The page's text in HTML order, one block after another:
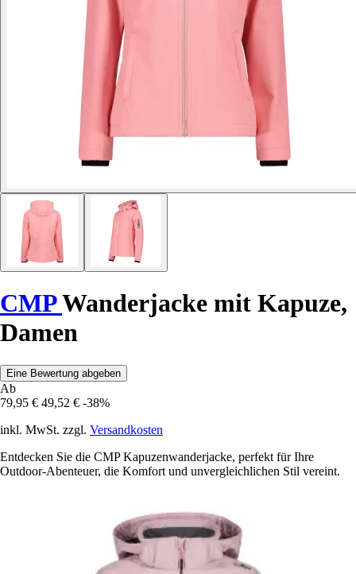
CMPWanderjacke mit Kapuze,
Damen
Eine Bewertung abgeben
Ab
79,95 € 49,52 € -38%
inkl. MwSt. zzgl. Versandkosten
Entdecken Sie die CMP Kapuzenwanderjacke, perfekt für Ihre
Outdoor-Abenteuer, die Komfort und unvergleichlichen Stil vereint.